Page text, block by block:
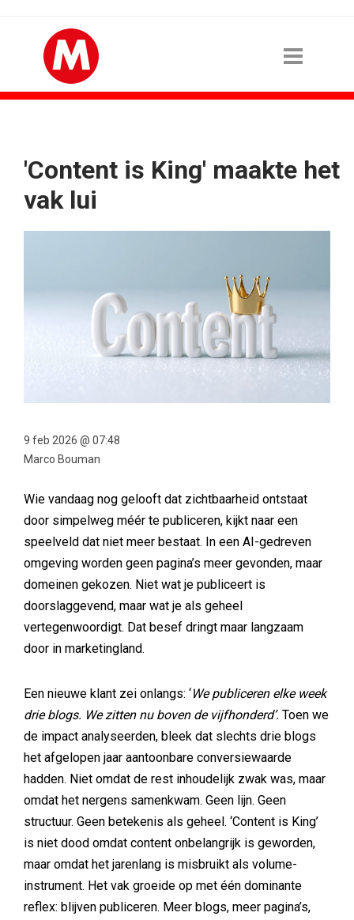
'Content is King' maakte het
vak lui
9 feb 2026 @ 07:48
Marco Bouman
Wie vandaag nog gelooft dat zichtbaarheid ontstaat
door simpelweg méér te publiceren, kijkt naar een
speelveld dat niet meer bestaat. In een AI-gedreven
omgeving worden geen pagina’s meer gevonden, maar
domeinen gekozen. Niet wat je publiceert is
doorslaggevend, maar wat je als geheel
vertegenwoordigt. Dat besef dringt maar langzaam
door in marketingland.
Een nieuwe klant zei onlangs: ‘We publiceren elke week
drie blogs. We zitten nu boven de vijfhonderd’. Toen we
de impact analyseerden, bleek dat slechts drie blogs
het afgelopen jaar aantoonbare conversiewaarde
hadden. Niet omdat de rest inhoudelijk zwak was, maar
omdat het nergens samenkwam. Geen lijn. Geen
structuur. Geen betekenis als geheel. ‘Content is King’
is niet dood omdat content onbelangrijk is geworden,
maar omdat het jarenlang is misbruikt als volume-
instrument. Het vak groeide op met één dominante
reflex: blijven publiceren. Meer blogs, meer pagina’s,